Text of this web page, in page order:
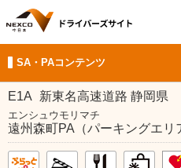
SA・PAコンテンツ
E1A 新東名高速道路 静岡県
エンシュウモリマチ
遠州森町PA（パーキングエリ